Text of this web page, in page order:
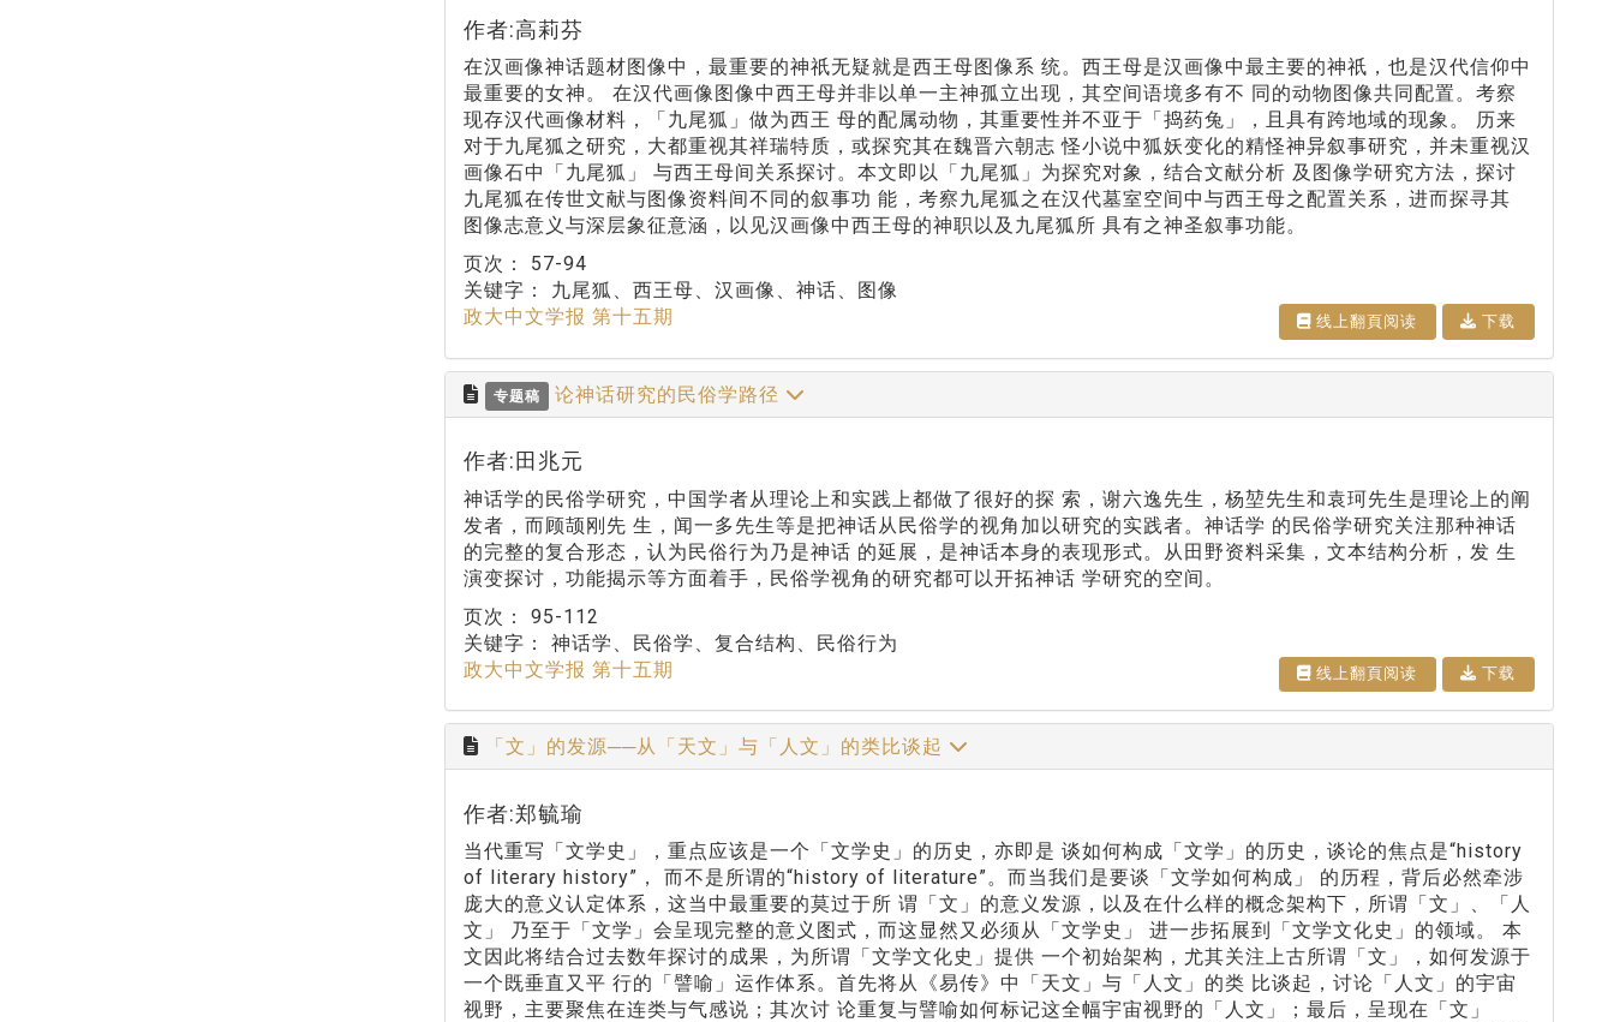
作者:高莉芬
在汉画像神话题材图像中，最重要的神祇无疑就是西王母图像系 统。西王母是汉画像中最主要的神祇，也是汉代信仰中
最重要的女神。 在汉代画像图像中西王母并非以单一主神孤立出现，其空间语境多有不 同的动物图像共同配置。考察
现存汉代画像材料，「九尾狐」做为西王 母的配属动物，其重要性并不亚于「捣药兔」，且具有跨地域的现象。 历来
对于九尾狐之研究，大都重视其祥瑞特质，或探究其在魏晋六朝志 怪小说中狐妖变化的精怪神异叙事研究，并未重视汉
画像石中「九尾狐」 与西王母间关系探讨。本文即以「九尾狐」为探究对象，结合文献分析 及图像学研究方法，探讨
九尾狐在传世文献与图像资料间不同的叙事功 能，考察九尾狐之在汉代墓室空间中与西王母之配置关系，进而探寻其
图像志意义与深层象征意涵，以见汉画像中西王母的神职以及九尾狐所 具有之神圣叙事功能。
页次： 57-94
关键字： 九尾狐、西王母、汉画像、神话、图像
政大中文学报 第十五期
线上翻⾴阅读 下载
专题稿 论神话研究的民俗学路径
作者:田兆元
神话学的民俗学研究，中国学者从理论上和实践上都做了很好的探 索，谢六逸先生，杨堃先生和袁珂先生是理论上的阐
发者，而顾颉刚先 生，闻一多先生等是把神话从民俗学的视角加以研究的实践者。神话学 的民俗学研究关注那种神话
的完整的复合形态，认为民俗行为乃是神话 的延展，是神话本身的表现形式。从田野资料采集，文本结构分析，发 生
演变探讨，功能揭示等方面着手，民俗学视角的研究都可以开拓神话 学研究的空间。
页次： 95-112
关键字： 神话学、民俗学、复合结构、民俗行为
政大中文学报 第十五期
线上翻⾴阅读 下载
「文」的发源──从「天文」与「人文」的类比谈起
作者:郑毓瑜
当代重写「文学史」，重点应该是一个「文学史」的历史，亦即是 谈如何构成「文学」的历史，谈论的焦点是“history
of literary history”， 而不是所谓的“history of literature”。而当我们是要谈「文学如何构成」 的历程，背后必然牵涉
庞大的意义认定体系，这当中最重要的莫过于所 谓「文」的意义发源，以及在什么样的概念架构下，所谓「文」、「人
文」 乃至于「文学」会呈现完整的意义图式，而这显然又必须从「文学史」 进一步拓展到「文学文化史」的领域。 本
文因此将结合过去数年探讨的成果，为所谓「文学文化史」提供 一个初始架构，尤其关注上古所谓「文」，如何发源于
一个既垂直又平 行的「譬喻」运作体系。首先将从《易传》中「天文」与「人文」的类 比谈起，讨论「人文」的宇宙
视野，主要聚焦在连类与气感说；其次讨 论重复与譬喻如何标记这全幅宇宙视野的「人文」；最后，呈现在「文」